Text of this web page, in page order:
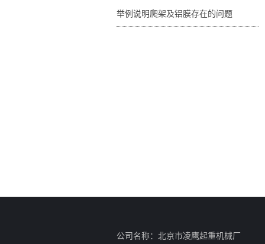
举例说明爬架及铝膜存在的问题
公司名称：北京市凌鹰起重机械厂